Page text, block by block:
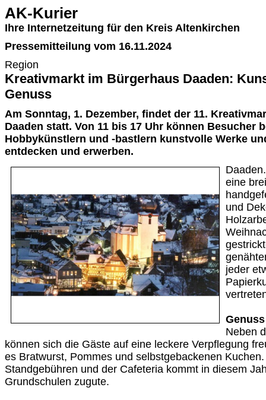
AK-Kurier
Ihre Internetzeitung für den Kreis Altenkirchen
Pressemitteilung vom 16.11.2024
Region
Kreativmarkt im Bürgerhaus Daaden:
Genuss
Am Sonntag, 1. Dezember, findet der 11.
Daaden statt. Von 11 bis 17 Uhr können Besucher
Hobbykünstlern und -bastlern kunstvolle Werke
entdecken und erwerben.
eine
und
jeder
Neben
können sich die Gäste auf eine leckere Verpflegung
es Bratwurst, Pommes und selbstgebackenen
Standgebühren und der Cafeteria kommt in diesem
Grundschulen zugute.